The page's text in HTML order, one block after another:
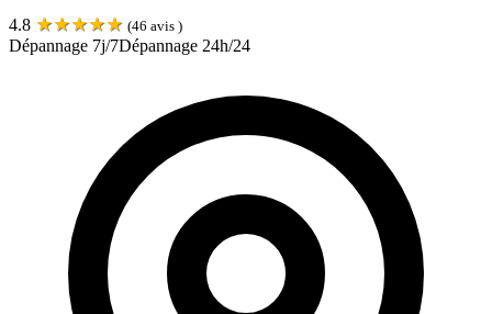
4.8 ★★★★★ (46 avis )
Dépannage 7j/7Dépannage 24h/24